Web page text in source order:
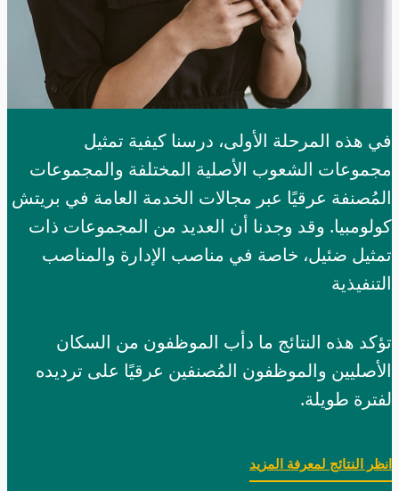
في هذه المرحلة الأولى، درسنا كيفية تمثيل
مجموعات الشعوب الأصلية المختلفة والمجموعات
المُصنفة عرقيًا عبر مجالات الخدمة العامة في بريتش
كولومبيا. وقد وجدنا أن العديد من المجموعات ذات
تمثيل ضئيل، خاصة في مناصب الإدارة والمناصب
التنفيذية
تؤكد هذه النتائج ما دأب الموظفون من السكان
الأصليين والموظفون المُصنفين عرقيًا على ترديده
لفترة طويلة.
انظر النتائج لمعرفة المزيد